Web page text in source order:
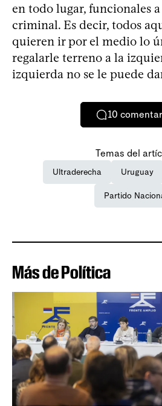
en todo lugar, funcionales
criminal. Es decir, todos
quieren ir por el medio lo
regalarle terreno a la
izquierda no se le puede
10
Temas del
Ultraderecha Uruguay
Partido
Más de Política